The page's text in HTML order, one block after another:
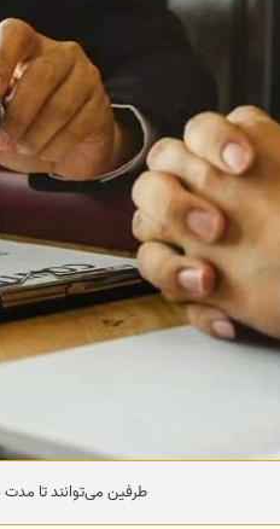
طرفین می‌توانند تا مدت 20 روز بعد از رسیدن رای، اقدام به باطل کردن آن کنند.